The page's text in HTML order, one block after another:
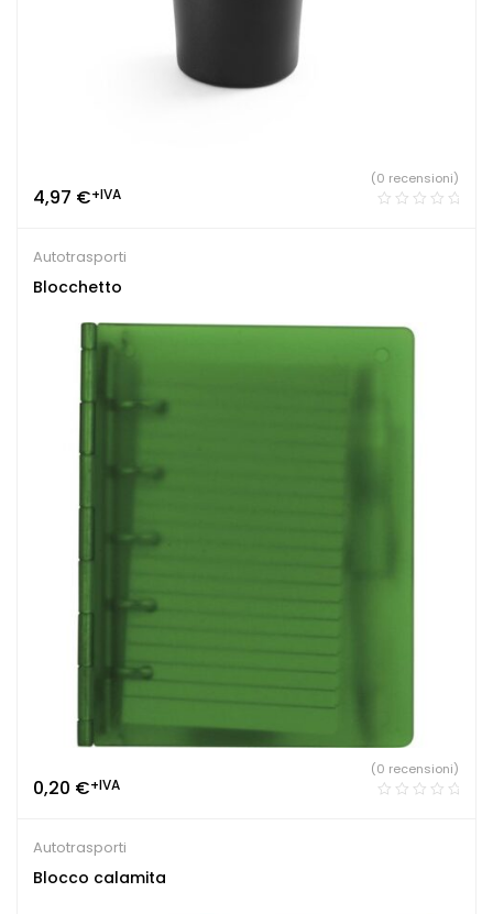
4,97 €+IVA
(0 recensioni)
Autotrasporti
Blocchetto
0,20 €+IVA
(0 recensioni)
Autotrasporti
Blocco calamita